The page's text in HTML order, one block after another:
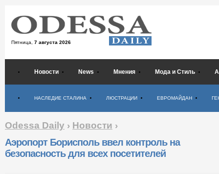
Пятница, 7 августа 2026
Новости News Мнения Мода и Стиль
НАСЛЕДИЕ СТАЛИНА ЛЮСТРАЦИИ ЕВРОМАЙДАН
Odessa Daily › Новости ›
Аэропорт Борисполь ввел контроль на
безопасность для всех посетителей